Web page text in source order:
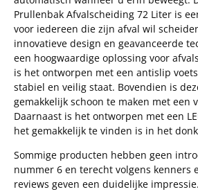
Prullenbak Afvalscheiding 72 Liter is
voor iedereen die zijn afval wil
innovatieve design en geavanceerde
een hoogwaardige oplossing voor
is het ontworpen met een antislip
stabiel en veilig staat. Bovendien is
gemakkelijk schoon te maken met een
Daarnaast is het ontworpen met een
het gemakkelijk te vinden is in het
Sommige producten hebben geen
nummer 6 en terecht volgens kenners
reviews geven een duidelijke impressie.